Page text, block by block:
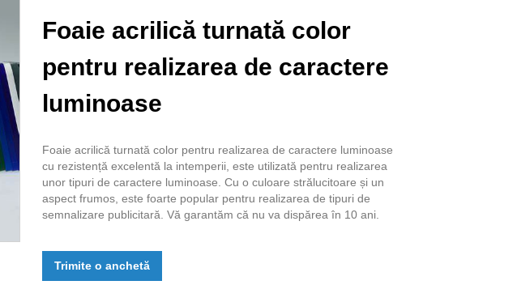
Foaie acrilică turnată color
pentru realizarea de caractere
luminoase
Foaie acrilică turnată color pentru realizarea de caractere luminoase
cu rezistență excelentă la intemperii, este utilizată pentru realizarea
unor tipuri de caractere luminoase. Cu o culoare strălucitoare și un
aspect frumos, este foarte popular pentru realizarea de tipuri de
semnalizare publicitară. Vă garantăm că nu va dispărea în 10 ani.
Trimite o anchetă